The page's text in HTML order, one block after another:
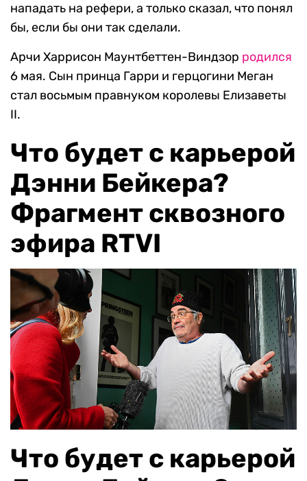
нападать на рефери, а только сказал, что понял
бы, если бы они так сделали.
Арчи Харрисон Маунтбеттен-Виндзор родился
6 мая. Сын принца Гарри и герцогини Меган
стал восьмым правнуком королевы Елизаветы
II.
Что будет с карьерой
Дэнни Бейкера?
Фрагмент сквозного
эфира RTVI
Что будет с карьерой